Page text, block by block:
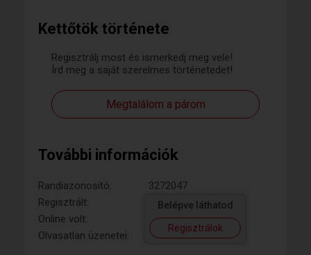
Kettőtök története
Regisztrálj most és ismerkedj meg vele!
Írd meg a saját szerelmes történetedet!
Megtalálom a párom
További információk
Randiazonosító:
3272047
Regisztrált:
Online volt:
Olvasatlan üzenetei:
Belépve láthatod
Regisztrálok